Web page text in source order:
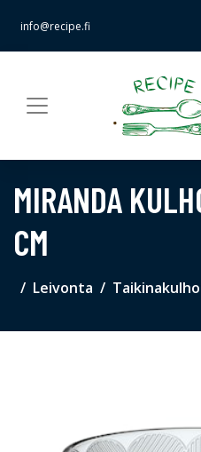
info@recipe.fi
MIRANDA
CM
Leivonta